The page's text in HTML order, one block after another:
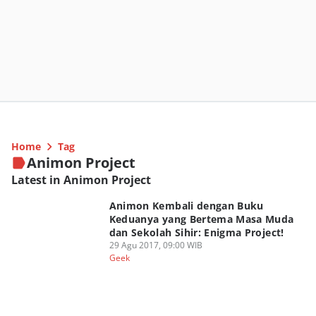
Home Tag
Animon Project
Latest in Animon Project
Animon Kembali dengan Buku
Keduanya yang Bertema Masa Muda
dan Sekolah Sihir: Enigma Project!
29 Agu 2017, 09:00 WIB
Geek